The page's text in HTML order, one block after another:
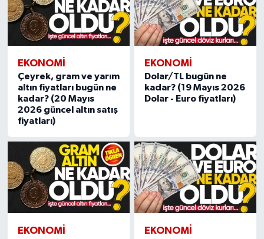
EKONOMI
Çeyrek, gram ve yarım
altın fiyatları bugün ne
kadar? (20 Mayıs
2026 güncel altın satış
fiyatları)
EKONOMI
Dolar/TL bugün ne
kadar? (19 Mayıs 2026
Dolar - Euro fiyatları)
EKONOMI EKONOMI